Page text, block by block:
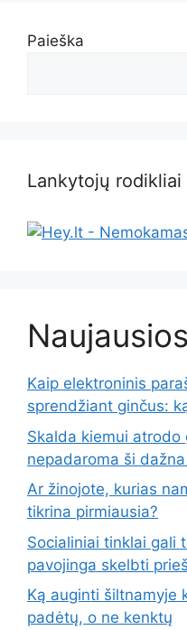
Paieška
Lankytojų rodikliai
Kaip elektroninis
sprendžiant ginčus:
Skalda kiemui
nepadaroma ši
Ar žinojote, kurias
tikrina pirmiausia?
Socialiniai tinklai gali
pavojinga skelbti
Ką auginti šiltnamyje
padėtų, o ne kenktų